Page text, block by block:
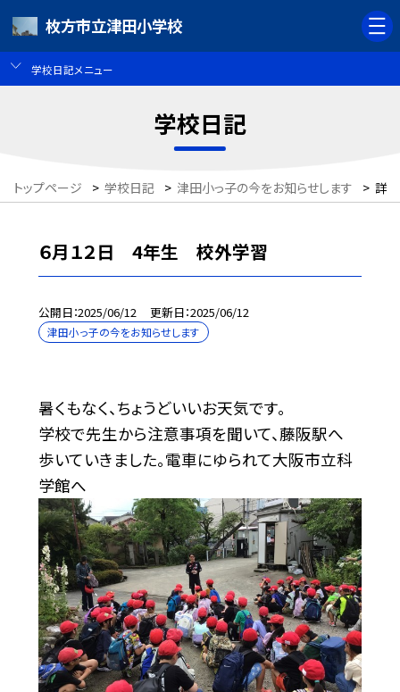
枚方市立津田小学校
学校日記メニュー
学校日記
トップページ > 学校日記 > 津田小っ子の今をお知らせします > 詳細
６月１２日 4年生 校外学習
公開日 2025/06/12 更新日 2025/06/12
津田小っ子の今をお知らせします
暑くもなく、ちょうどいいお天気です。
学校で先生から注意事項を聞いて、藤阪駅へ
歩いていきました。電車にゆられて大阪市立科
学館へ